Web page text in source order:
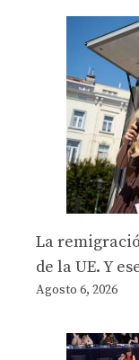
La
de la UE. Y
Agosto 6, 2026